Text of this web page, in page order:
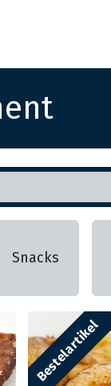
Snacks
Bestelartikel